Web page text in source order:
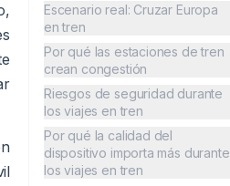
Escenario real: Cruzar Europa
en tren
Por qué las estaciones de tren
crean congestión
Riesgos de seguridad durante
los viajes en tren
Por qué la calidad del
dispositivo importa más durante
los viajes en tren